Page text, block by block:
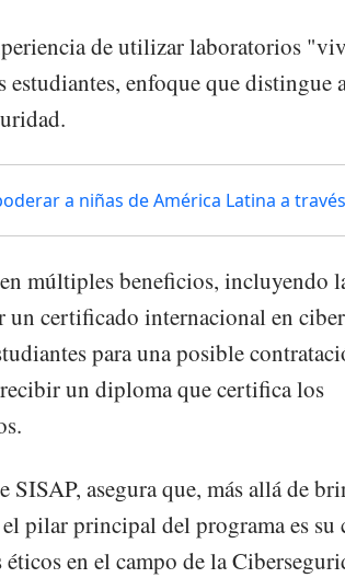
de utilizar laboratorios
estudiantes, enfoque que distingue
a niñas de América Latina a través
múltiples beneficios, incluyendo
un certificado internacional en
para una posible
un diploma que certifica los
asegura que, más allá de
pilar principal del programa es su
en el campo de la